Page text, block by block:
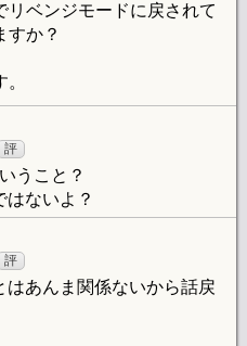
リベンジモードに戻されて
すか？
評
うこと？
はないよ？
評
あんま関係ないから話戻